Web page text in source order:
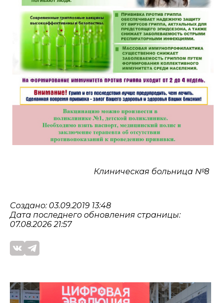
Клиническая больница №8
Создано: 03.09.2019 13:48
Дата последнего обновления страницы:
07.08.2026 21:57